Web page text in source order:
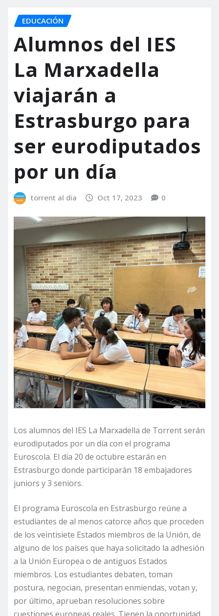
EDUCACIÓN
Alumnos del IES
La Marxadella
viajarán a
Estrasburgo para
ser eurodiputados
por un día
torrent al dia Oct 17, 2023 0
Los alumnos del IES La Marxadella de Torrent serán
eurodiputados por un día con el programa
Euroscola. El día 20 de octubre estarán en
Estrasburgo donde participarán 18 embajadores
juniors y 3 seniors.
El programa Euroscola en Estrasburgo reúne a
estudiantes de al menos catorce años que proceden
de los veintisiete Estados miembros de la Unión, de
alguno de los países que haya solicitado la adhesión
a la Unión Europea o de antiguos Estados
miembros. Los estudiantes debaten, toman
postura, negocian, presentan enmiendas, votan y,
por último, aprueban resoluciones sobre